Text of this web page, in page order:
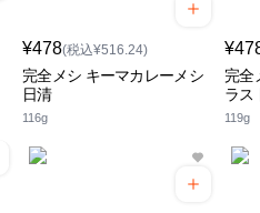
¥478(税込¥516.24)
完全メシ キーマカレーメシ
日清
116g
完全
ラス
119g